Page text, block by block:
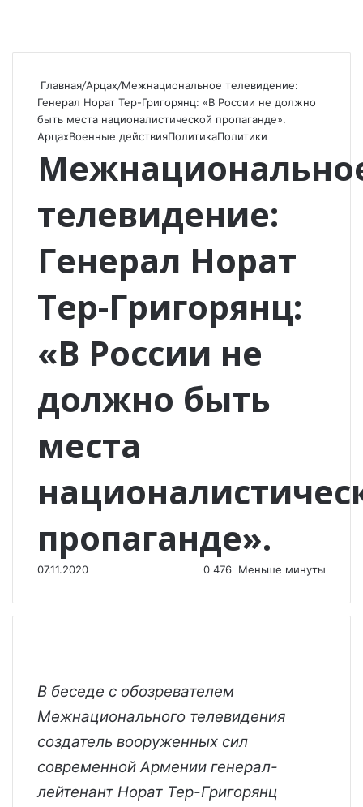
Главная/Арцах/Межнациональное телевидение:
Генерал Норат Тер-Григорянц: «В России не должно
быть места националистической пропаганде».
АрцахВоенные действияПолитикаПолитики
телевидение:
Генерал Норат
Тер-Григорянц:
«В России не
должно быть
места
пропаганде».
07.11.2020 0 476 Меньше минуты
В беседе с обозревателем
Межнационального телевидения
создатель вооруженных сил
современной Армении генерал-
лейтенант Норат Тер-Григорянц